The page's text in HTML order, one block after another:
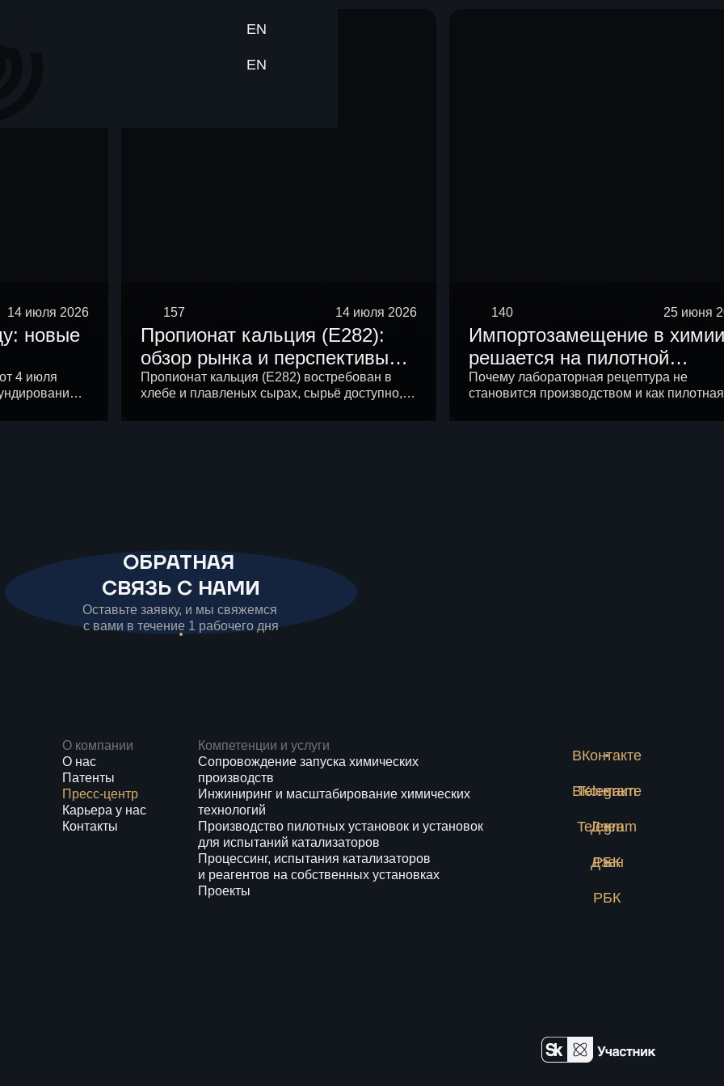
EN
EN
14 июля 2026
новые
4 июля
и
157 14 июля 2026
Пропионат кальция (E282):
обзор рынка и перспективы
локализации производства в
России
Пропионат кальция (E282) востребован в
хлебе и плавленых сырах, сырьё доступно, а
140 25 июня
Импортозамещение в химии
решается на пилотной
установке
Почему лабораторная рецептура не
становится производством и как пилотная
ОБРАТНАЯ
СВЯЗЬ С НАМИ
Оставьте заявку, и мы свяжемся
с вами в течение 1 рабочего дня
О компании
О нас
Патенты
Пресс-центр
Карьера у нас
Контакты
Компетенции и услуги
Сопровождение запуска химических
производств
Инжиниринг и масштабирование химических
технологий
Производство пилотных установок и установок
для испытаний катализаторов
Процессинг, испытания катализаторов
и реагентов на собственных установках
Проекты
ВКонтакте
ВКонтакте
Telegram
Telegram
Дзен
Дзен
РБК
РБК